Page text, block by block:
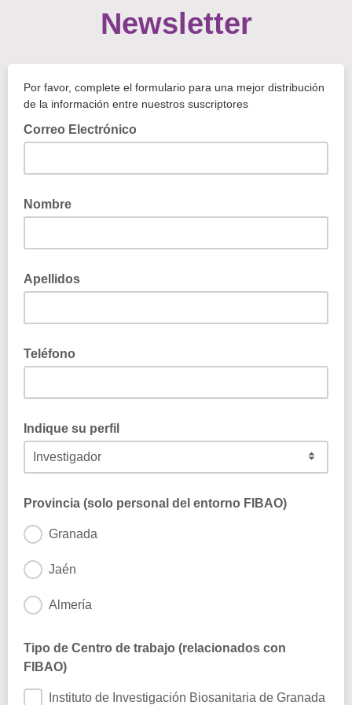
Newsletter
Por favor, complete el formulario para una mejor distribución
de la información entre nuestros suscriptores
Correo Electrónico
Nombre
Apellidos
Teléfono
Indique su perfil
Provincia (solo personal del entorno FIBAO)
Granada
Jaén
Almería
Tipo de Centro de trabajo (relacionados con
FIBAO)
Instituto de Investigación Biosanitaria de Granada